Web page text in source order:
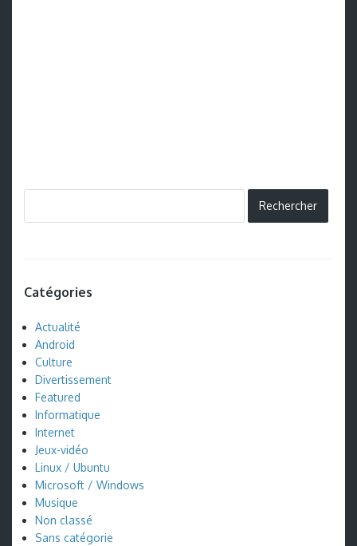
Catégories
Actualité
Android
Culture
Divertissement
Featured
Informatique
Internet
Jeux-vidéo
Linux / Ubuntu
Microsoft / Windows
Musique
Non classé
Sans catégorie